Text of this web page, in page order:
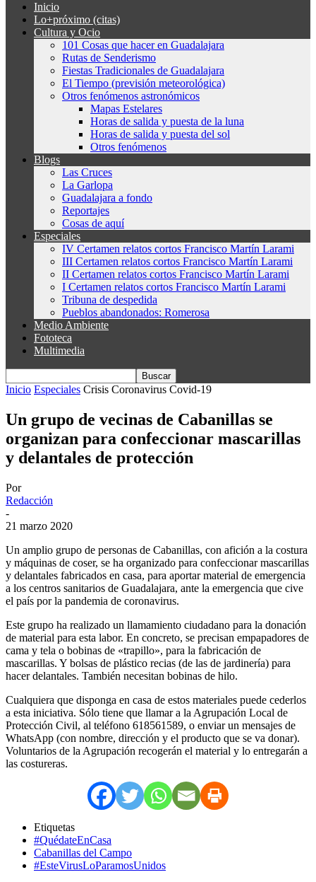
Inicio
Lo+próximo (citas)
Cultura y Ocio
101 Cosas que hacer en Guadalajara
Rutas de Senderismo
Fiestas Tradicionales de Guadalajara
El Tiempo (previsión meteorológica)
Otros fenómenos astronómicos
Mapas Estelares
Horas de salida y puesta de la luna
Horas de salida y puesta del sol
Otros fenómenos
Blogs
Las Cruces
La Garlopa
Guadalajara a fondo
Reportajes
Cosas de aquí
Especiales
IV Certamen relatos cortos Francisco Martín Larami
III Certamen relatos cortos Francisco Martín Larami
II Certamen relatos cortos Francisco Martín Larami
I Certamen relatos cortos Francisco Martín Larami
Tribuna de despedida
Pueblos abandonados: Romerosa
Medio Ambiente
Fototeca
Multimedia
Inicio Especiales Crisis Coronavirus Covid-19
Un grupo de vecinas de Cabanillas se
organizan para confeccionar mascarillas
y delantales de protección
Por
Redacción
-
21 marzo 2020
Un amplio grupo de personas de Cabanillas, con afición a la costura
y máquinas de coser, se ha organizado para confeccionar mascarillas
y delantales fabricados en casa, para aportar material de emergencia
a los centros sanitarios de Guadalajara, ante la emergencia que cive
el país por la pandemia de coronavirus.
Este grupo ha realizado un llamamiento ciudadano para la donación
de material para esta labor. En concreto, se precisan empapadores de
cama y tela o bobinas de «trapillo», para la fabricación de
mascarillas. Y bolsas de plástico recias (de las de jardinería) para
hacer delantales. También necesitan bobinas de hilo.
Cualquiera que disponga en casa de estos materiales puede cederlos
a esta iniciativa. Sólo tiene que llamar a la Agrupación Local de
Protección Civil, al teléfono 618561589, o enviar un mensajes de
WhatsApp (con nombre, dirección y el producto que se va donar).
Voluntarios de la Agrupación recogerán el material y lo entregarán a
las costureras.
Etiquetas
#QuédateEnCasa
Cabanillas del Campo
#EsteVirusLoParamosUnidos